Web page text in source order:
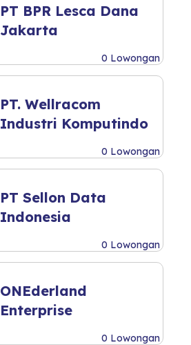
PT BPR Lesca Dana
Jakarta
0 Lowongan
PT. Wellracom
Industri Komputindo
0 Lowongan
PT Sellon Data
Indonesia
0 Lowongan
ONEderland
Enterprise
0 Lowongan